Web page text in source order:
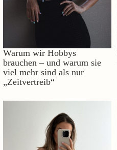
Warum wir Hobbys
brauchen – und warum sie
viel mehr sind als nur
„Zeitvertreib“